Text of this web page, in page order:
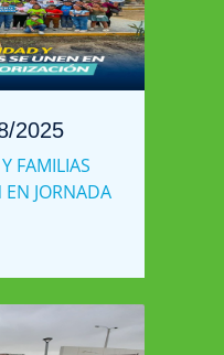
2025
FAMILIAS
JORNADA